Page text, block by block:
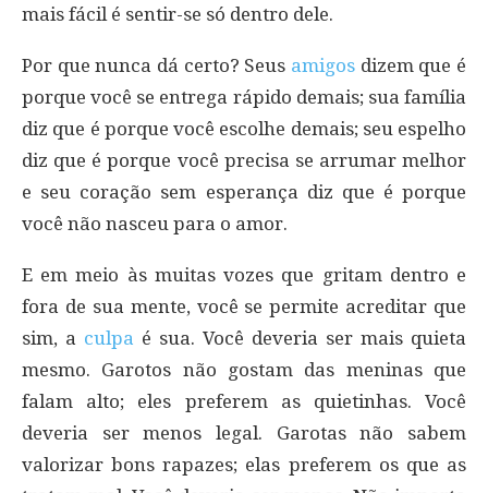
mais fácil é sentir-se só dentro dele.
Por que nunca dá certo? Seus amigos dizem que é
porque você se entrega rápido demais; sua família
diz que é porque você escolhe demais; seu espelho
diz que é porque você precisa se arrumar melhor
e seu coração sem esperança diz que é porque
você não nasceu para o amor.
E em meio às muitas vozes que gritam dentro e
fora de sua mente, você se permite acreditar que
sim, a culpa é sua. Você deveria ser mais quieta
mesmo. Garotos não gostam das meninas que
falam alto; eles preferem as quietinhas. Você
deveria ser menos legal. Garotas não sabem
valorizar bons rapazes; elas preferem os que as